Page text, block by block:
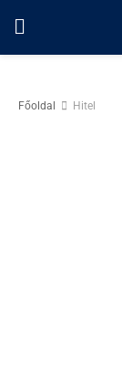
Főoldal Hitel